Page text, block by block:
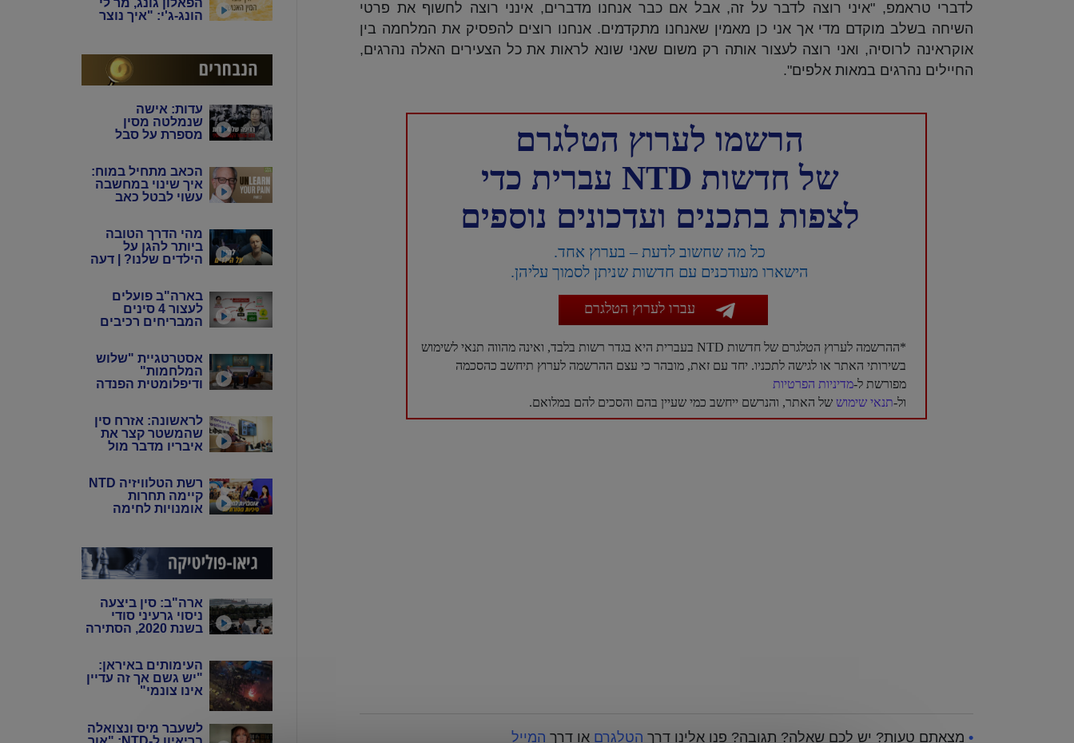
הונג-ג'י: "איך נוצר
עדות: אישה
שנמלטה מסין
מספרת על סבל
הקומוניסטי הסיני
הכאב מתחיל במוח:
איך שינוי במחשבה
עשוי לבטל כאב
מהי הדרך הטובה
ביותר להגן על
הילדים שלנו? | דעה
בארה"ב פועלים
לעצור 4 סינים
המבריחים רכיבים
באיראן
אסטרטגיית "שלוש
המלחמות"
ודיפלומטית הפנדה
לראשונה: אזרח סין
שהמשטר קצר את
איבריו מדבר מול
רשת הטלוויזיה NTD
קיימה תחרות
אומנויות לחימה
ארה"ב: סין ביצעה
ניסוי גרעיני סודי
בשנת 2020, הסתירה
מערכות הניטור
העימותים באיראן:
"יש גשם אך זה עדיין
אינו צונמי"
לשעבר מיס ונצואלה
לדברי טראמפ, "איני רוצה לדבר על זה, אבל אם כבר אנחנו מדברים, אינני רוצה לחשוף את פרטי
השיחה בשלב מוקדם מדי אך אני כן מאמין שאנחנו מתקדמים. אנחנו רוצים להפסיק את המלחמה בין
אוקראינה לרוסיה, ואני רוצה לעצור אותה רק משום שאני שונא לראות את כל הצעירים האלה נהרגים,
החיילים נהרגים במאות אלפים".
הרשמו לערוץ הטלגרם
של חדשות NTD עברית כדי
לצפות בתכנים ועדכונים נוספים
כל מה שחשוב לדעת – בערוץ אחד.
הישארו מעודכנים עם חדשות שניתן לסמוך עליהן.
עברו לערוץ הטלגרם
*ההרשמה לערוץ הטלגרם של חדשות NTD בעברית היא בגדר רשות בלבד, ואינה מהווה תנאי לשימוש
בשירותי האתר או לגישה לתכניו. יחד עם זאת, מובהר כי עצם ההרשמה לערוץ תיחשב כהסכמה
מפורשת ל-מדיניות הפרטיות
ול-תנאי שימוששל האתר, והנרשם ייחשב כמי שעיין בהם והסכים להם במלואם.
• מצאתם טעות? יש לכם שאלה? תגובה? פנו אלינו דרך הטלגרם או דרך המייל